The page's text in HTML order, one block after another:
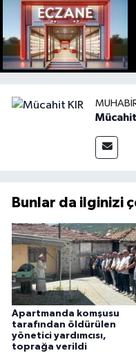
Mücahit
Bunlar da ilginizi
Apartmanda komşusu
tarafından öldürülen
yönetici yardımcısı,
toprağa verildi